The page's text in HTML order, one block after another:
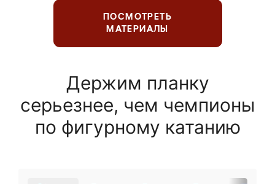
ПОСМОТРЕТЬ
МАТЕРИАЛЫ
Держим планку
серьезнее, чем чемпионы
по фигурному катанию